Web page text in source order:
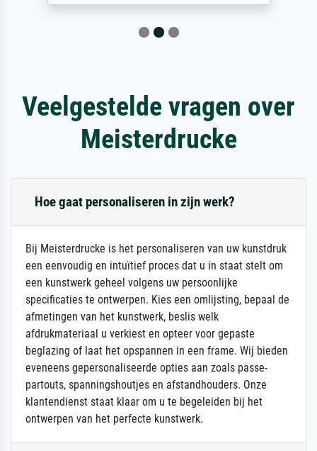
Veelgestelde vragen over
Meisterdrucke
Hoe gaat personaliseren in zijn werk?
Bij Meisterdrucke is het personaliseren van uw kunstdruk
een eenvoudig en intuïtief proces dat u in staat stelt om
een kunstwerk geheel volgens uw persoonlijke
specificaties te ontwerpen. Kies een omlijsting, bepaal de
afmetingen van het kunstwerk, beslis welk
afdrukmateriaal u verkiest en opteer voor gepaste
beglazing of laat het opspannen in een frame. Wij bieden
eveneens gepersonaliseerde opties aan zoals passe-
partouts, spanningshoutjes en afstandhouders. Onze
klantendienst staat klaar om u te begeleiden bij het
ontwerpen van het perfecte kunstwerk.